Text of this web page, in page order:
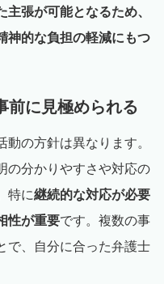
主張が可能となるため、
神的な負担の軽減にもつ
前に見極められる
の方針は異なります。
の分かりやすさや対応の
特に継続的な対応が必要
性が重要です。複数の事
で、自分に合った弁護士